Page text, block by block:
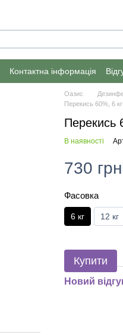
Контактна інформація
Оазис
Перекись 60%, 6
Перекись
В наявності
730 грн
Фасовка
6 кг 12 кг
Купити
Новий